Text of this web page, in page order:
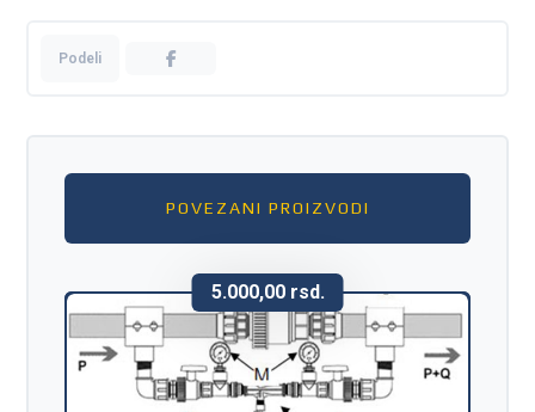
POVEZANI PROIZVODI
5.000,00 rsd.